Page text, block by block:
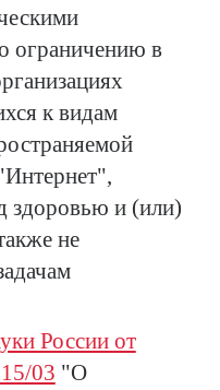
ограничению в
к видам
здоровью и (или)
не
России от
03 "О